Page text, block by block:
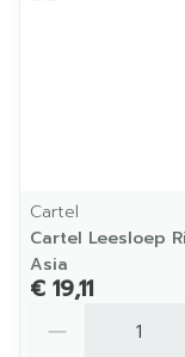
Cartel
Cartel Leesloep
Asia
€ 19,11